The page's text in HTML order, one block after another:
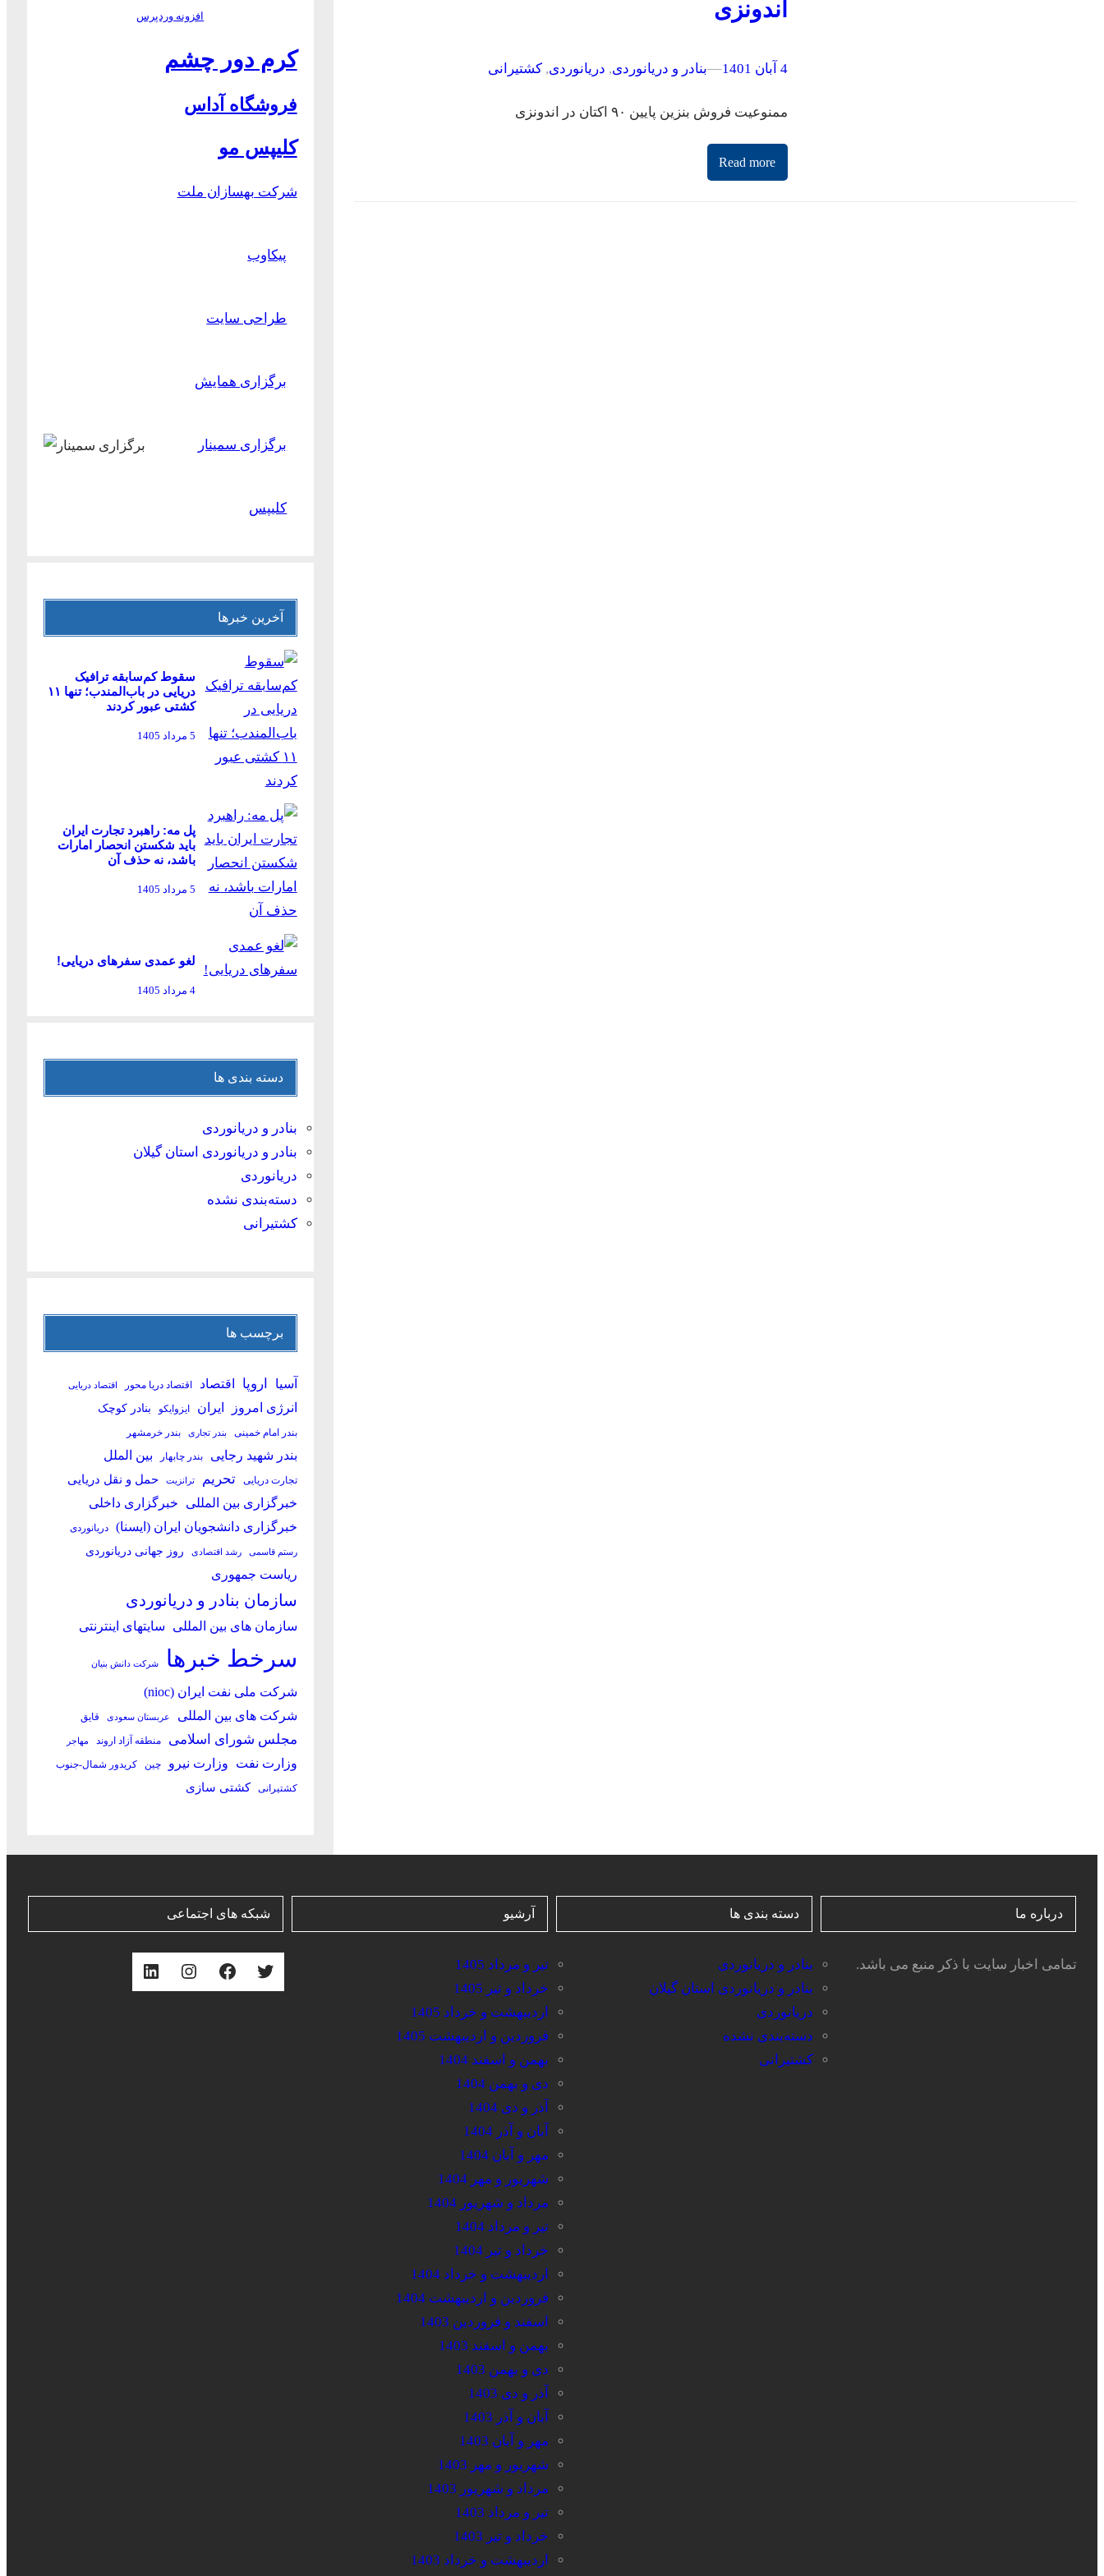
اندونزی
4 آبان 1401 –
–بنادر و دریانوردی, دریانوردی, کشتیرانی
ممنوعیت فروش بنزین پایین ۹۰ اکتان در اندونزی
Read more
افزونه وردپرس
کرم دور چشم
فروشگاه آداس
کلیپس مو
شرکت بهسازان ملت
پیکاوب
طراحی سایت
برگزاری همایش
برگزاری سمینار
کلیپس
آخرین خبرها
سقوط کم‌سابقه ترافیک
دریایی در باب‌المندب؛ تنها ۱۱
کشتی عبور کردند
5 مرداد 1405
پل مه: راهبرد تجارت ایران
باید شکستن انحصار امارات
باشد، نه حذف آن
5 مرداد 1405
لغو عمدی سفرهای دریایی!
4 مرداد 1405
دسته بندی ها
بنادر و دریانوردی
بنادر و دریانوردی استان گیلان
دریانوردی
دسته‌بندی نشده
کشتیرانی
برچسب ها
آسیا اروپا اقتصاد اقتصاد دریا محور اقتصاد دریایی
انرژی امروز ایران ایزوایکو بنادر کوچک
بندر امام خمینی بندر تجاری بندر خرمشهر
بندر شهید رجایی بندر چابهار بین الملل
تجارت دریایی تحریم ترانزیت حمل و نقل دریایی
خبرگزاری بین المللی خبرگزاری داخلی
خبرگزاری دانشجویان ایران (ایسنا)
دریانوردی
رستم قاسمی رشد اقتصادی روز جهانی دریانوردی
ریاست جمهوری
سازمان بنادر و دریانوردی
سازمان های بین المللی سایتهای اینترنتی
سرخط خبرها شرکت دانش بنیان
شرکت ملی نفت ایران (nioc)
شرکت های بین المللی
عربستان سعودی قایق
مجلس شورای اسلامی منطقه آزاد اروند مهاجر
وزارت نفت وزارت نیرو چین کریدور شمال-جنوب
کشتیرانی کشتی سازی
درباره ما
تمامی اخبار سایت با ذکر منبع می باشد.
دسته بندی ها
بنادر و دریانوردی
بنادر و دریانوردی استان گیلان
دریانوردی
دسته‌بندی نشده
کشتیرانی
آرشیو
تیر و مرداد 1405
خرداد و تیر 1405
اردیبهشت و خرداد 1405
فروردین و اردیبهشت 1405
بهمن و اسفند 1404
دی و بهمن 1404
آذر و دی 1404
آبان و آذر 1404
مهر و آبان 1404
شهریور و مهر 1404
مرداد و شهریور 1404
تیر و مرداد 1404
خرداد و تیر 1404
اردیبهشت و خرداد 1404
فروردین و اردیبهشت 1404
اسفند و فروردین 1403
بهمن و اسفند 1403
دی و بهمن 1403
آذر و دی 1403
آبان و آذر 1403
مهر و آبان 1403
شهریور و مهر 1403
مرداد و شهریور 1403
تیر و مرداد 1403
خرداد و تیر 1403
اردیبهشت و خرداد 1403
شبکه های اجتماعی
توییتر فیس‌بوک اینستاگرم لینکداین